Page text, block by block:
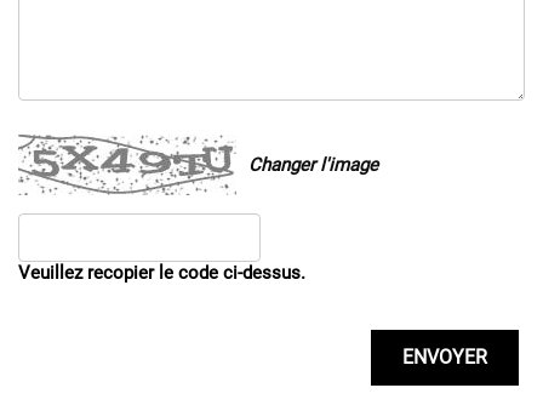
Changer l'image
Veuillez recopier le code ci-dessus.